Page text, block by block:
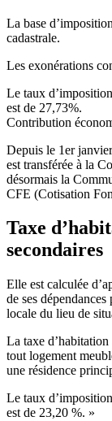
La base
cadastrale.
Les exonérations
Le taux
est de 27,73%.
Contribution
Depuis le 1er
est transférée à la
désormais la
CFE (Cotisation
Taxe
secondaires
Elle est calculée
de ses
locale du lieu de
La taxe d’habitation
tout logement
une résidence
Le taux
est de 23,20 %. »